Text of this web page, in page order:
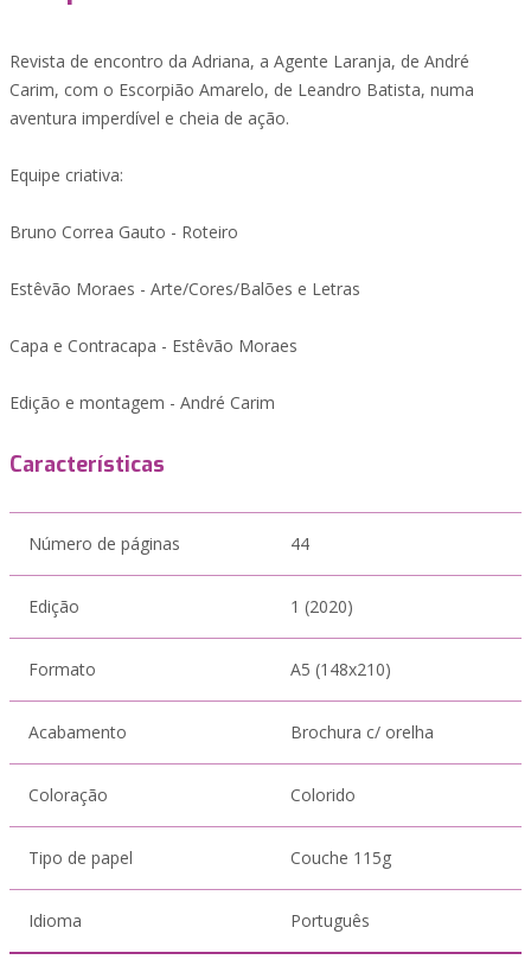
Revista de encontro da Adriana, a Agente Laranja, de André
Carim, com o Escorpião Amarelo, de Leandro Batista, numa
aventura imperdível e cheia de ação.
Equipe criativa:
Bruno Correa Gauto - Roteiro
Estêvão Moraes - Arte/Cores/Balões e Letras
Capa e Contracapa - Estêvão Moraes
Edição e montagem - André Carim
Características
Número de páginas 44
Edição 1 (2020)
Formato A5 (148x210)
Acabamento Brochura c/ orelha
Coloração Colorido
Tipo de papel Couche 115g
Idioma Português